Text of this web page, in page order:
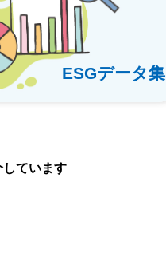
ESGデータ集
しています